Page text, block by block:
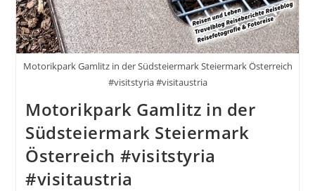
Motorikpark Gamlitz in der Südsteiermark Steiermark Österreich
#visitstyria #visitaustria
Motorikpark Gamlitz in der
Südsteiermark Steiermark
Österreich #visitstyria
#visitaustria